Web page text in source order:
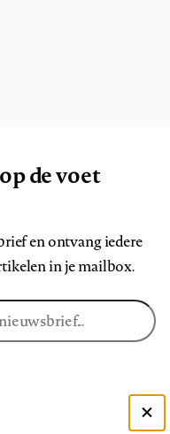
de voet
en ontvang iedere
in je mailbox.